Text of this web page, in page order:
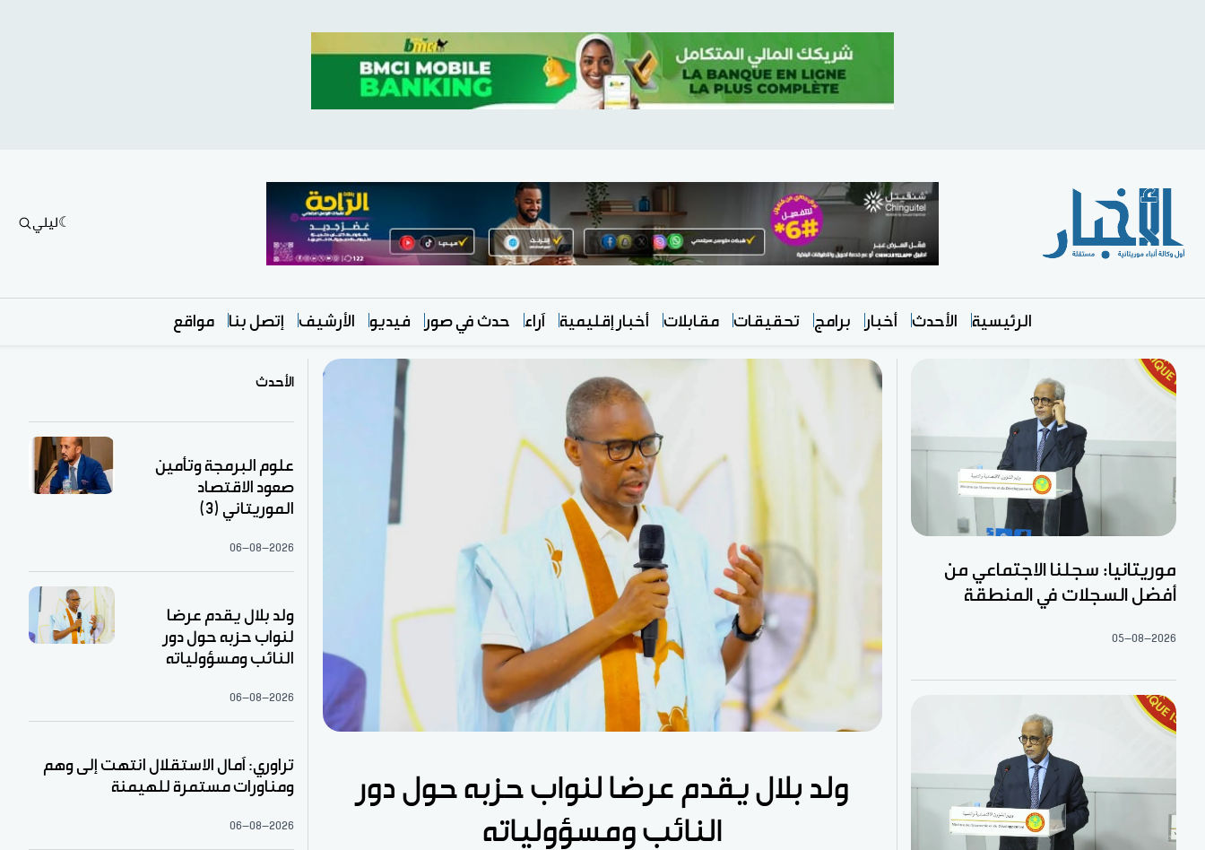
ليلي
الرئيسية الأحدث أخبار برامج تحقيقات مقابلات أخبار إقليمية آراء حدث في صور فيديو الأرشيف إتصل بنا مواقع
متميز
موريتانيا: سجلنا الاجتماعي من
أفضل السجلات في المنطقة
05-08-2026
ولد بلال يقدم عرضا لنواب حزبه حول دور
النائب ومسؤولياته
الأحدث
علوم البرمجة وتأمين
صعود الاقتصاد
الموريتاني (3)
06-08-2026
ولد بلال يقدم عرضا
لنواب حزبه حول دور
النائب ومسؤولياته
06-08-2026
تراوري: آمال الاستقلال انتهت إلى وهم
ومناورات مستمرة للهيمنة
06-08-2026